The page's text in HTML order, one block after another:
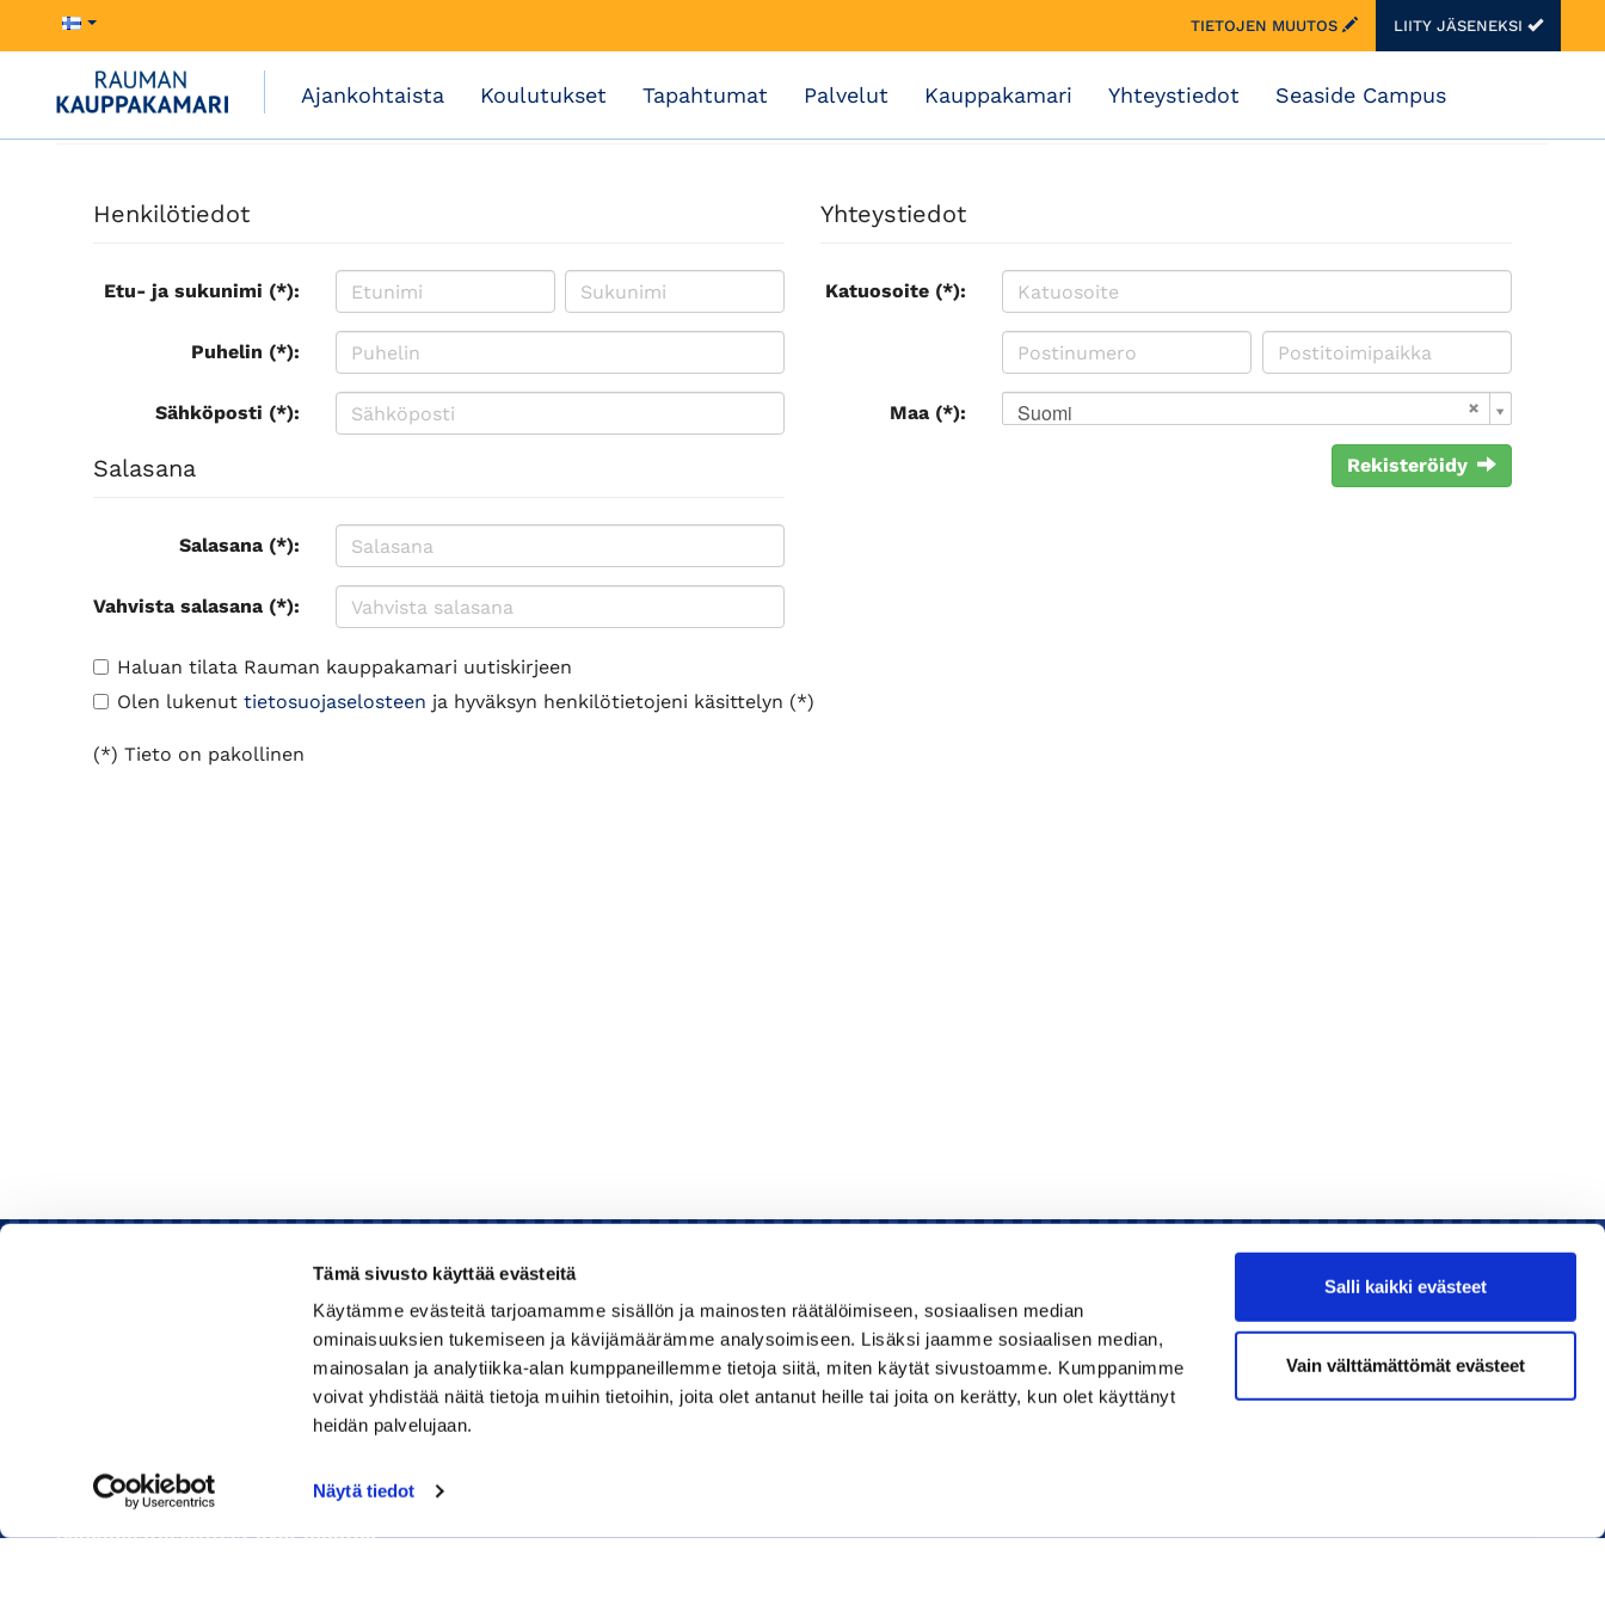
Tämä sivusto käyttää evästeitä
Käytämme evästeitä tarjoamamme sisällön ja mainosten räätälöimiseen, sosiaalisen median
ominaisuuksien tukemiseen ja kävijämäärämme analysoimiseen. Lisäksi jaamme sosiaalisen median,
mainosalan ja analytiikka-alan kumppaneillemme tietoja siitä, miten käytät sivustoamme. Kumppanimme
voivat yhdistää näitä tietoja muihin tietoihin, joita olet antanut heille tai joita on kerätty, kun olet käyttänyt
heidän palvelujaan.
Näytä tiedot
Salli kaikki evästeet
Vain välttämättömät evästeet
TIETOJEN MUUTOS LIITY JÄSENEKSI
Ajankohtaista Koulutukset Tapahtumat Palvelut Kauppakamari Yhteystiedot Seaside Campus
Henkilötiedot
Etu- ja sukunimi (*):
Puhelin (*):
Sähköposti (*):
Salasana
Salasana (*):
Vahvista salasana (*):
Yhteystiedot
Katuosoite (*):
Maa (*): Suomi
Rekisteröidy
Haluan tilata Rauman kauppakamari uutiskirjeen
Olen lukenut tietosuojaselosteen ja hyväksyn henkilötietojeni käsittelyn (*)
(*) Tieto on pakollinen
Rauman kauppakamari
Huom! Vientikaupan asiakirjoihin liittyvät kyselyt
040 1828 268(Heini Yli-Antola)
Sähköpostiosoitteet ovat muotoa
Kauppakamari
Koulutukset ja tapahtumat
Liity jäseneksi